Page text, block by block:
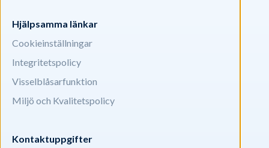
Hjälpsamma länkar
Cookieinställningar
Integritetspolicy
Visselblåsarfunktion
Miljö och Kvalitetspolicy
Kontaktuppgifter